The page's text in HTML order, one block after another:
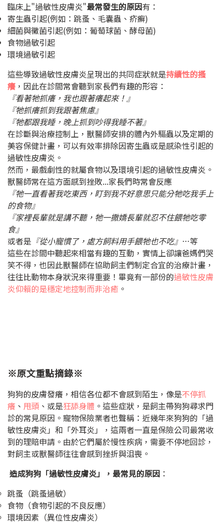
臨床上"過敏性皮膚炎"最常發生的原因有：
寄生蟲引起(例如：跳蚤、毛囊蟲、疥癬)
細菌與黴菌引起(例如：葡萄球菌、酵母菌)
食物過敏引起
環境過敏引起
這些導致過敏性皮膚炎呈現出的共同症狀就是持續性的搔
癢 ，因此在診間常會聽到家長們有趣的形容：
『看著牠抓癢，我也跟著癢起來！』
『牠抓癢抓到我跟著焦慮』
『牠都跟我睡，晚上抓到吵得我睡不著』
在診斷與治療控制上，獸醫師安排的體內外驅蟲以及定期的
美容保健計畫，可以有效率排除因寄生蟲或是感染性引起的
過敏性皮膚炎。
然而，最戲劇性的就屬食物以及環境引起的過敏性皮膚炎。
獸醫師常在這方面感到挫敗...家長們時常會反應
『牠一直看著我吃東西，盯到我不好意思只能分牠吃我手上
的食物』
『家裡長輩就是講不聽，牠一撒嬌長輩就忍不住餵牠吃零
食』
或者是 『從小寵慣了，處方飼料用手餵牠也不吃』 …等
這些在診間中聽起來相當有趣的互動，實情上卻讓爸媽們哭
笑不得，也因此獸醫師在協助飼主們制定合宜的治療計畫，
往往比動物本身狀況來得重要！畢竟有一部份的過敏性皮膚
炎仰賴的是穩定地控制而非治癒 。
※原文重點摘錄※
狗狗的皮膚發癢，相信各位都不會感到陌生，像是不停抓
癢 、 甩頭 、或是狂舔身體 。這些症狀，是飼主帶狗狗尋求門
診的常見原因。寵物保險業者也聲稱：近幾年來狗狗的「過
敏性皮膚炎」和「外耳炎」，這兩者一直是保險公司最常收
到的理賠申請。由於它們屬於慢性疾病，需要不停地回診，
對飼主或獸醫師往往會感到挫折與沮喪。
造成狗狗「過敏性皮膚炎」，最常見的原因 ：
跳蚤（跳蚤過敏）
食物（食物引起的不良反應）
環境因素（異位性皮膚炎）